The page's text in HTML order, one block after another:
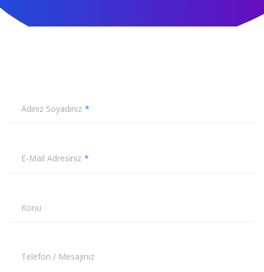
Adınız Soyadınız
E-Mail Adresiniz
Konu
Telefon / Mesajınız